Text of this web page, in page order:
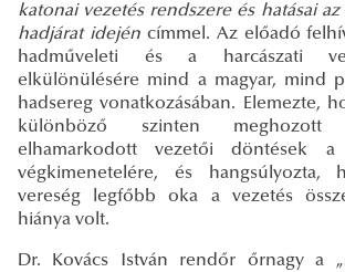
katonai vezetés rendszere és hatásai az
hadjárat idejéncímmel. Az előadó
hadműveleti és a harcászati
elkülönülésére mind a magyar, mind
hadsereg vonatkozásában. Elemezte,
különböző szinten
elhamarkodott vezetői döntések a
végkimenetelére, és hangsúlyozta,
vereség legfőbb oka a vezetés
hiánya volt.
Dr. Kovács István rendőr őrnagy a